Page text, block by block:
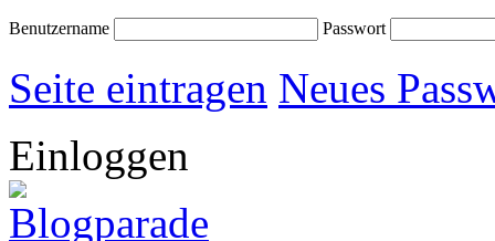
Benutzername Passwort
Seite eintragen Neues
Einloggen